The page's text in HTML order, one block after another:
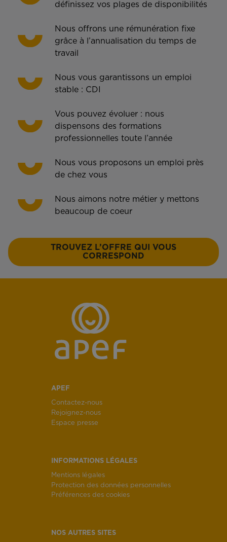
définissez vos plages de disponibilités
Nous offrons une rémunération fixe
grâce à l’annualisation du temps de
travail
Nous vous garantissons un emploi
stable : CDI
Vous pouvez évoluer : nous
dispensons des formations
professionnelles toute l’année
Nous vous proposons un emploi près
de chez vous
Nous aimons notre métier y mettons
beaucoup de coeur
TROUVEZ L’OFFRE QUI VOUS
CORRESPOND
APEF
Contactez-nous
Rejoignez-nous
Espace presse
INFORMATIONS LÉGALES
Mentions légales
Protection des données personnelles
Préférences des cookies
NOS AUTRES SITES